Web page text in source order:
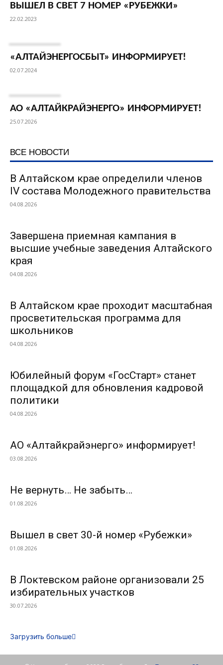
ВЫШЕЛ В СВЕТ 7 НОМЕР «РУБЕЖКИ»
22.02.2023
«АЛТАЙЭНЕРГОСБЫТ» ИНФОРМИРУЕТ!
02.07.2024
АО «АЛТАЙКРАЙЭНЕРГО» ИНФОРМИРУЕТ!
25.07.2026
ВСЕ НОВОСТИ
В Алтайском крае определили членов
IV состава Молодежного правительства
04.08.2026
Завершена приемная кампания в
высшие учебные заведения Алтайского
края
04.08.2026
В Алтайском крае проходит масштабная
просветительская программа для
школьников
04.08.2026
Юбилейный форум «ГосСтарт» станет
площадкой для обновления кадровой
политики
04.08.2026
АО «Алтайкрайэнерго» информирует!
03.08.2026
Не вернуть… Не забыть…
01.08.2026
Вышел в свет 30-й номер «Рубежки»
01.08.2026
В Локтевском районе организовали 25
избирательных участков
30.07.2026
Загрузить больше